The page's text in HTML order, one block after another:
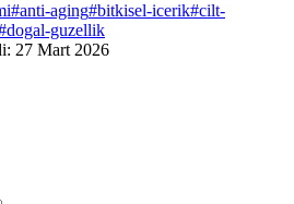
#anti-aging#bitkisel-icerik#cilt-
dogal-guzellik
27 Mart 2026